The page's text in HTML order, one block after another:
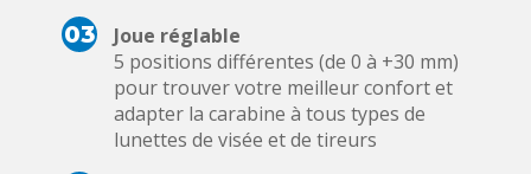
03
Joue réglable
5 positions différentes (de 0 à +30 mm)
pour trouver votre meilleur confort et
adapter la carabine à tous types de
lunettes de visée et de tireurs